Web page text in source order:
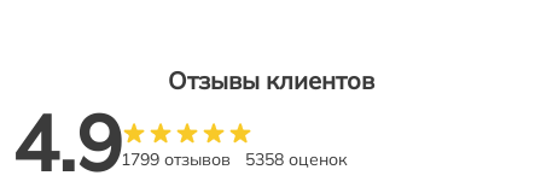
Отзывы клиентов
4.91799 отзывов 5358 оценок